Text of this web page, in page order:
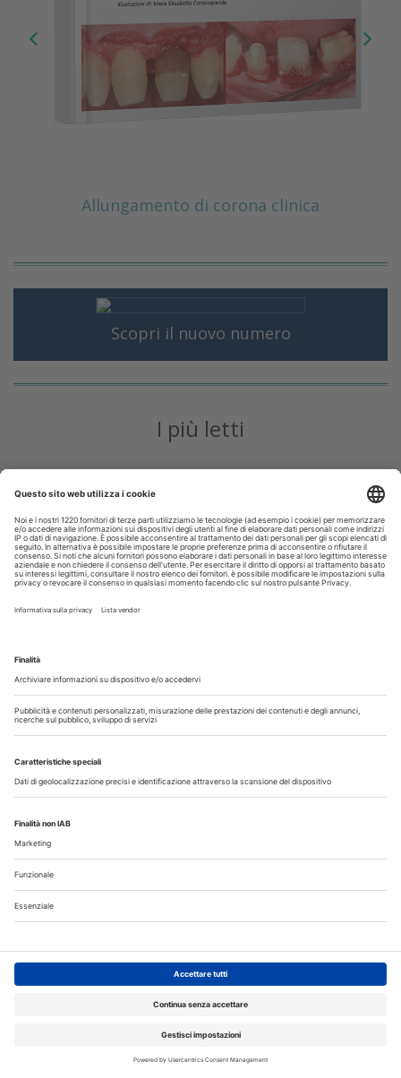
Allungamento di corona clinica
Scopri il nuovo numero
I più letti
Collaborazione odontoiatrica e lavoro subordinato: la
Cassazione traccia il confine
Presentato ai presidenti CAO il nuovo nomenclatore
odontoiatrico
Scuole di specializzazione odontoiatriche, il Collegio dei
Corsi, Convegni, Eventi
Do Lu Ma Gi
1
2
9
16
23
24 25 26 27 28
29
30
31
Annunci
CERCO